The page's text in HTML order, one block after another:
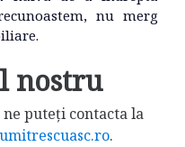
nu merg
nostru
puteți contacta la
.